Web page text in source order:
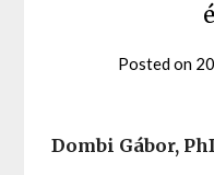
Posted on
Dombi Gábor,